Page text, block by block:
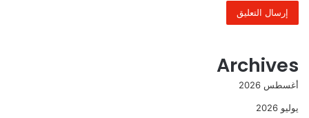
Archives
أغسطس 2026
يوليو 2026